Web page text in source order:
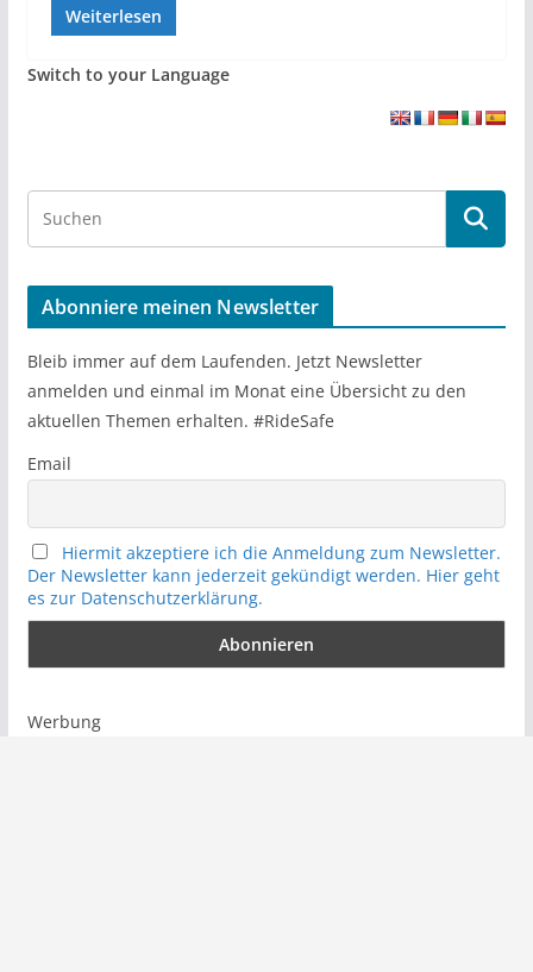
Weiterlesen
Switch to your Language
r
c
h
Abonniere meinen Newsletter
Bleib immer auf dem Laufenden. Jetzt Newsletter
anmelden und einmal im Monat eine Übersicht zu den
aktuellen Themen erhalten. #RideSafe
Email
Hiermit akzeptiere ich die Anmeldung zum Newsletter.
Der Newsletter kann jederzeit gekündigt werden. Hier geht
es zur Datenschutzerklärung.
Werbung